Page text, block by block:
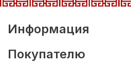
Информация
Покупателю